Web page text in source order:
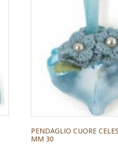
PENDAGLIO CUORE
MM 30